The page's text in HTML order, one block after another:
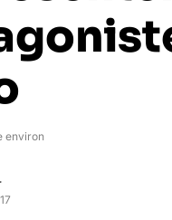
environ